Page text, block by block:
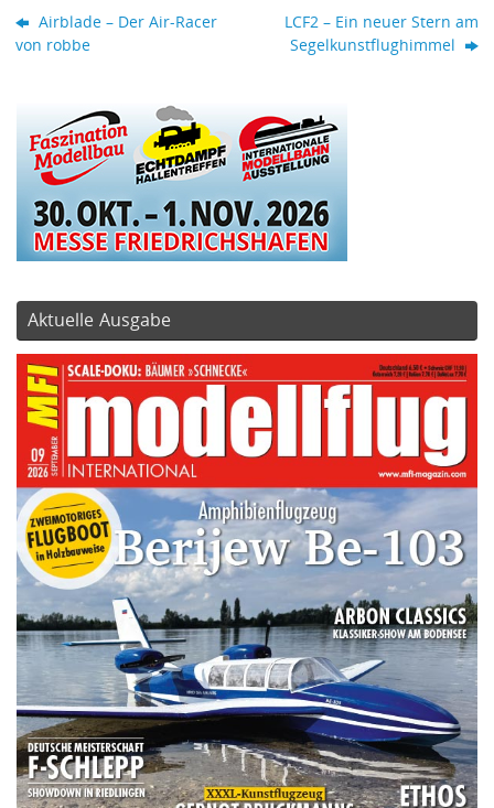
Airblade – Der Air-Racer
von robbe
LCF2 – Ein neuer Stern am
Segelkunstflughimmel
Aktuelle Ausgabe